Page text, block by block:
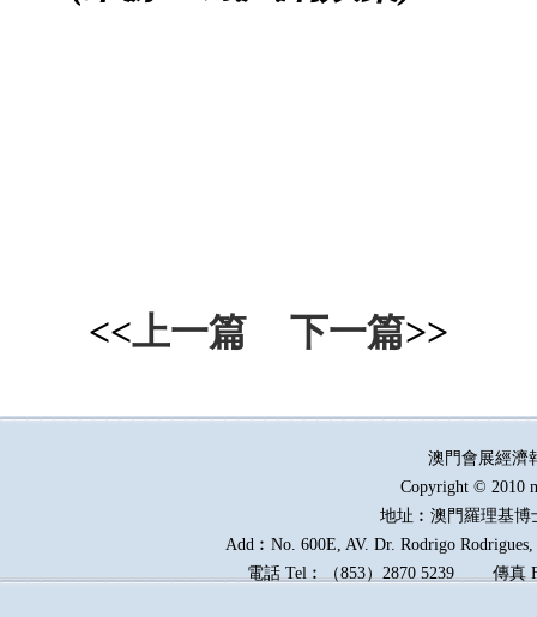
<<上一篇 下一篇>>
澳門會展經
Copyright © 2010
地址︰澳門羅理基博
Add︰No. 600E, AV. Dr. Rodrigo
電話 Tel︰（853）2870 5239傳真